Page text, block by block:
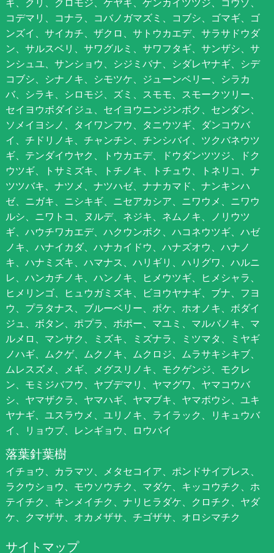
コデマリ、コナラ、コバノガマズミ、コブシ、ゴマギ、ゴ
ンズイ、サイカチ、ザクロ、サトウカエデ、サラサドウダ
ン、サルスベリ、サワグルミ、サワフタギ、サンザシ、サ
ンシュユ、サンショウ、シジミバナ、シダレヤナギ、シデ
コブシ、シナノキ、シモツケ、ジューンベリー、シラカ
バ、シラキ、シロモジ、ズミ、スモモ、スモークツリー、
セイヨウボダイジュ、セイヨウニンジンボク、センダン、
ソメイヨシノ、タイワンフウ、タニウツギ、ダンコウバ
イ、チドリノキ、チャンチン、チンシバイ、ツクバネウツ
ギ、テンダイウヤク、トウカエデ、ドウダンツツジ、ドク
ウツギ、トサミズキ、トチノキ、トチュウ、トネリコ、ナ
ツツバキ、ナツメ、ナツハゼ、ナナカマド、ナンキンハ
ゼ、ニガキ、ニシキギ、ニセアカシア、ニワウメ、ニワウ
ルシ、ニワトコ、ヌルデ、ネジキ、ネムノキ、ノリウツ
ギ、ハウチワカエデ、ハクウンボク、ハコネウツギ、ハゼ
ノキ、ハナイカダ、ハナカイドウ、ハナズオウ、ハナノ
キ、ハナミズキ、ハマナス、ハリギリ、ハリグワ、ハルニ
レ、ハンカチノキ、ハンノキ、ヒメウツギ、ヒメシャラ、
ヒメリンゴ、ヒュウガミズキ、ビヨウヤナギ、ブナ、フヨ
ウ、プラタナス、ブルーベリー、ボケ、ホオノキ、ボダイ
ジュ、ボタン、ポプラ、ポポー、マユミ、マルバノキ、マ
ルメロ、マンサク、ミズキ、ミズナラ、ミツマタ、ミヤギ
ノハギ、ムクゲ、ムクノキ、ムクロジ、ムラサキシキブ、
ムレスズメ、メギ、メグスリノキ、モクゲンジ、モクレ
ン、モミジバフウ、ヤブデマリ、ヤマグワ、ヤマコウバ
シ、ヤマザクラ、ヤマハギ、ヤマブキ、ヤマボウシ、ユキ
ヤナギ、ユスラウメ、ユリノキ、ライラック、リキュウバ
イ、リョウブ、レンギョウ、ロウバイ
落葉針葉樹
イチョウ、カラマツ、メタセコイア、ポンドサイプレス、
ラクウショウ、モウソウチク、マダケ、キッコウチク、ホ
テイチク、キンメイチク、ナリヒラダケ、クロチク、ヤダ
ケ、クマザサ、オカメザサ、チゴザサ、オロシマチク
サイトマップ